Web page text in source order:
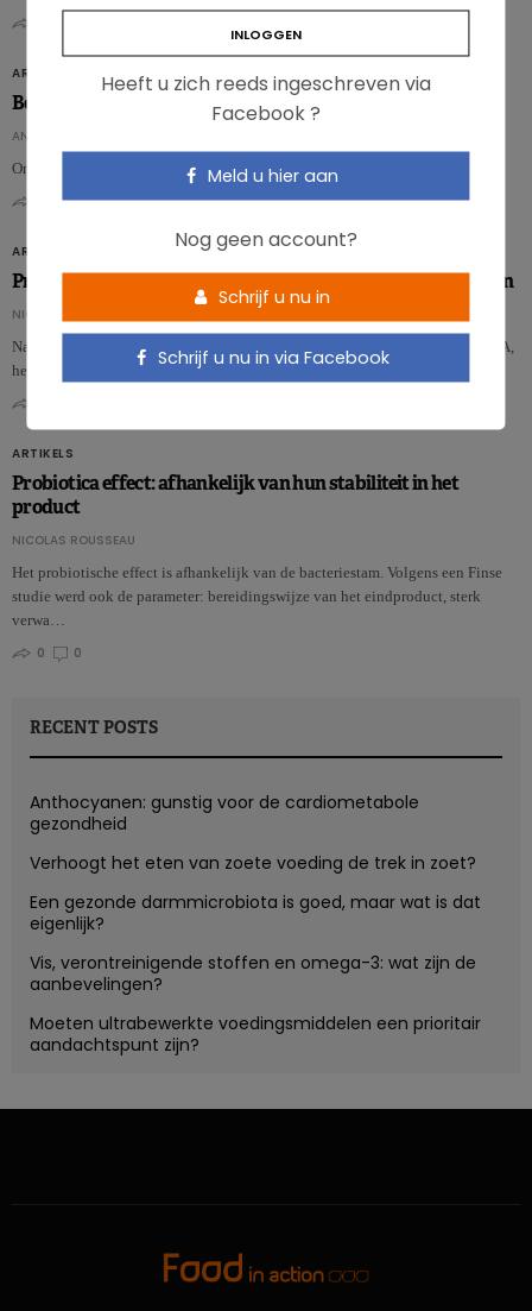
ARTIKELS
Be in the news!
ANNABELLE BOFFA
Ontdek alle artikelen over probiotica en onze expert aan het woord…
0
ARTIKELS
Probiotica: een website om de darmgezondheid te verdedigen
NICOLAS GUGGENBÜHL
Naar aanleiding van de afwijzing van de claims over probiotica door de EFSA,
hebben drie onderzoekers de handen in elkaar geslaan om een website te …
ARTIKELS
Probiotica effect: afhankelijk van hun stabiliteit in het
product
NICOLAS ROUSSEAU
Het probiotische effect is afhankelijk van de bacteriestam. Volgens een Finse
studie werd ook de parameter: bereidingswijze van het eindproduct, sterk
verwa…
0
0
RECENT POSTS
Anthocyanen: gunstig voor de cardiometabole
gezondheid
Verhoogt het eten van zoete voeding de trek in zoet?
Een gezonde darmmicrobiota is goed, maar wat is dat
eigenlijk?
Vis, verontreinigende stoffen en omega-3: wat zijn de
aanbevelingen?
Moeten ultrabewerkte voedingsmiddelen een prioritair
aandachtspunt zijn?
Heeft u zich reeds ingeschreven via
Facebook ?
Meld u hier aan
Nog geen account?
Schrijf u nu in
Schrijf u nu in via Facebook